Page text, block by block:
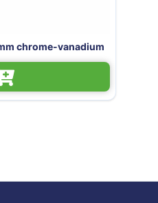
Pijpentang 1 inch (0-